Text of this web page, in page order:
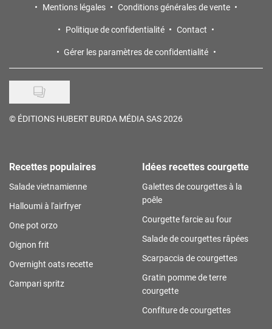
Mentions légales
Conditions générales de vente
Politique de confidentialité
Contact
Gérer les paramètres de confidentialité
© ÉDITIONS HUBERT BURDA MÉDIA SAS 2026
Recettes populaires
Salade vietnamienne
Halloumi à l'airfryer
One pot orzo
Oignon frit
Overnight oats recette
Campari spritz
Idées recettes courgette
Galettes de courgettes à la
poêle
Courgette farcie au four
Salade de courgettes râpées
Scarpaccia de courgettes
Gratin pomme de terre
courgette
Confiture de courgettes